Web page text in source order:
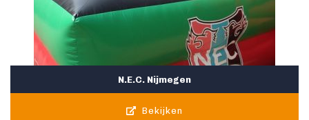
N.E.C. Nijmegen
Bekijken